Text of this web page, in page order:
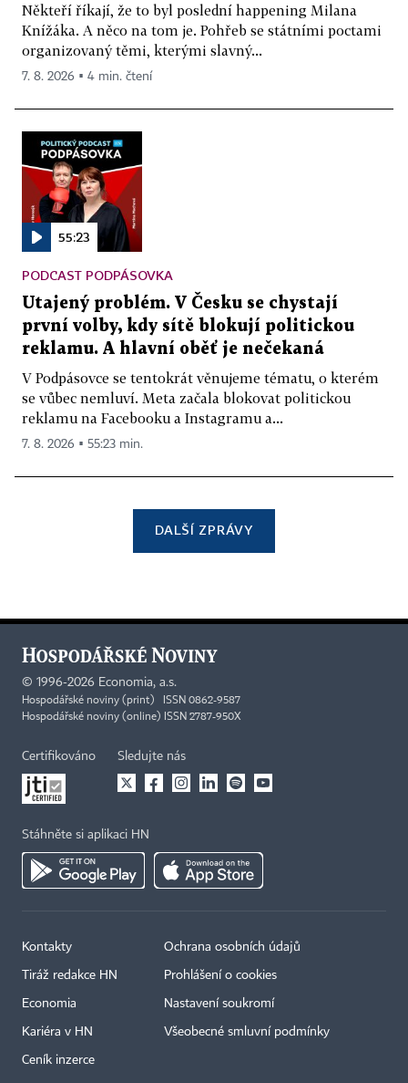
Někteří říkají, že to byl poslední happening Milana
Knížáka. A něco na tom je. Pohřeb se státními poctami
organizovaný těmi, kterými slavný...
7. 8. 2026 ▪ 4 min. čtení
55:23
PODCAST PODPÁSOVKA
Utajený problém. V Česku se chystají
první volby, kdy sítě blokují politickou
reklamu. A hlavní oběť je nečekaná
V Podpásovce se tentokrát věnujeme tématu, o kterém
se vůbec nemluví. Meta začala blokovat politickou
reklamu na Facebooku a Instagramu a...
7. 8. 2026 ▪ 55:23 min.
DALŠÍ ZPRÁVY
© 1996-2026 Economia, a.s.
Hospodářské noviny (print) ISSN 0862-9587
Hospodářské noviny (online) ISSN 2787-950X
Certifikováno Sledujte nás
Stáhněte si aplikaci HN
Kontakty
Tiráž redakce HN
Economia
Kariéra v HN
Ceník inzerce
Ochrana osobních údajů
Prohlášení o cookies
Nastavení soukromí
Všeobecné smluvní podmínky